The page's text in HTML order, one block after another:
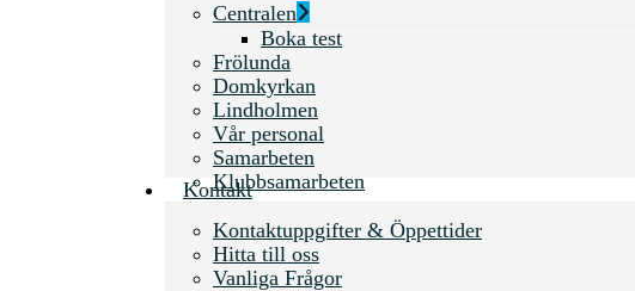
Centralen
Boka test
Frölunda
Domkyrkan
Lindholmen
Vår personal
Samarbeten
Klubbsamarbeten
Kontakt
Kontaktuppgifter & Öppettider
Hitta till oss
Vanliga Frågor